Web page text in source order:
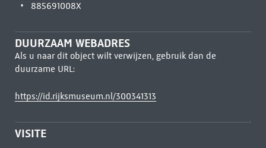
885691008X
DUURZAAM WEBADRES
Als u naar dit object wilt verwijzen, gebruik dan de
duurzame URL:
https://id.rijksmuseum.nl/300341313
VISITE